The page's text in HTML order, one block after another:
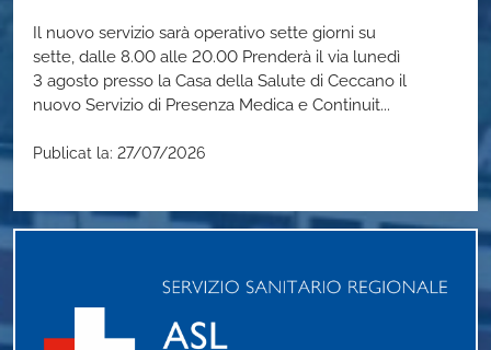
Il nuovo servizio sarà operativo sette giorni su
sette, dalle 8.00 alle 20.00 Prenderà il via lunedì
3 agosto presso la Casa della Salute di Ceccano il
nuovo Servizio di Presenza Medica e Continuit...
Publicat la: 27/07/2026